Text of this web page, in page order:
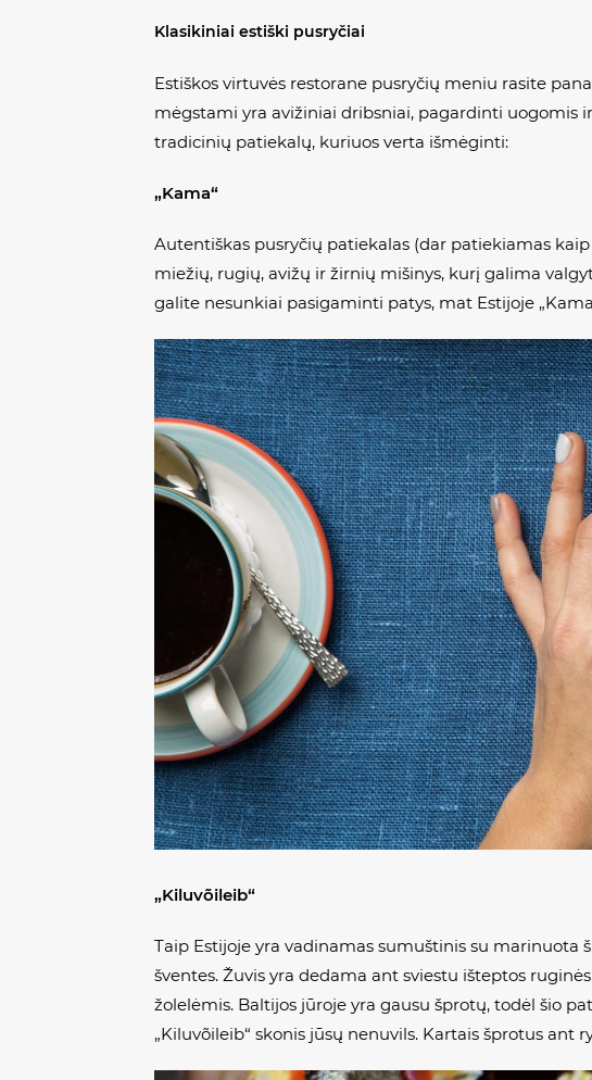
Klasikiniai estiški pusryčiai
Estiškos virtuvės restorane pusryčių meniu rasite
mėgstami yra avižiniai dribsniai, pagardinti uogomis
tradicinių patiekalų, kuriuos verta išmėginti:
„Kama“
Autentiškas pusryčių patiekalas (dar patiekiamas
miežių, rugių, avižų ir žirnių mišinys, kurį galima
galite nesunkiai pasigaminti patys, mat Estijoje
„Kiluvõileib“
Taip Estijoje yra vadinamas sumuštinis su marinuota
šventes. Žuvis yra dedama ant sviestu išteptos
žolelėmis. Baltijos jūroje yra gausu šprotų, todėl šio
„Kiluvõileib“ skonis jūsų nenuvils. Kartais šprotus